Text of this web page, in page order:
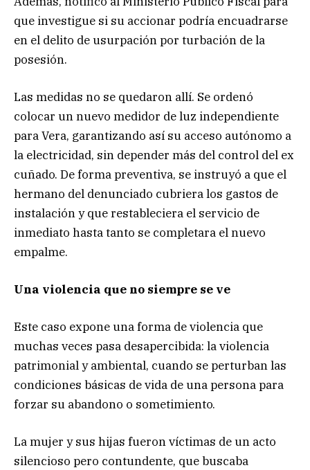
que investigue si su accionar podría encuadrarse
en el delito de usurpación por turbación de la
posesión.
Las medidas no se quedaron allí. Se ordenó
colocar un nuevo medidor de luz independiente
para Vera, garantizando así su acceso autónomo a
la electricidad, sin depender más del control del ex
cuñado. De forma preventiva, se instruyó a que el
hermano del denunciado cubriera los gastos de
instalación y que restableciera el servicio de
inmediato hasta tanto se completara el nuevo
empalme.
Una violencia que no siempre se ve
Este caso expone una forma de violencia que
muchas veces pasa desapercibida: la violencia
patrimonial y ambiental, cuando se perturban las
condiciones básicas de vida de una persona para
forzar su abandono o sometimiento.
La mujer y sus hijas fueron víctimas de un acto
silencioso pero contundente, que buscaba